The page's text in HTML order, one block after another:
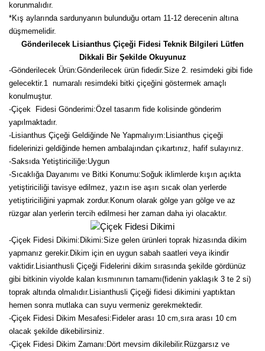
korunmalıdır.
*Kış aylarında sardunyanın bulunduğu ortam 11-12 derecenin altına
düşmemelidir.
Gönderilecek Lisianthus Çiçeği Fidesi Teknik Bilgileri Lütfen
Dikkali Bir Şekilde Okuyunuz
-Gönderilecek Ürün:Gönderilecek ürün fidedir.Size 2. resimdeki gibi fide
gelecektir.1 numaralı resimdeki bitki çiçeğini göstermek amaçlı
konulmuştur.
-Çiçek Fidesi Gönderimi:Özel tasarım fide kolisinde gönderim
yapılmaktadır.
-Lisianthus Çiçeği Geldiğinde Ne Yapmalıyım:Lisianthus çiçeği
fidelerinizi geldiğinde hemen ambalajından çıkartınız, hafif sulayınız.
-Saksıda Yetiştiriciliğe:Uygun
-Sıcaklığa Dayanımı ve Bitki Konumu:Soğuk iklimlerde kışın açıkta
yetiştiriciliği tavisye edilmez, yazın ise aşırı sıcak olan yerlerde
yetiştiriciliğini yapmak zordur.Konum olarak gölge yarı gölge ve az
rüzgar alan yerlerin tercih edilmesi her zaman daha iyi olacaktır.
-Çiçek Fidesi Dikimi: Dikimi:Size gelen ürünleri toprak hizasında dikim
yapmanız gerekir.Dikim için en uygun sabah saatleri veya ikindir
vaktidir.Lisianthusli Çiçeği Fidelerini dikim sırasında şekilde gördünüz
gibi bitkinin viyolde kalan kısmınının tamamı(fidenin yaklaşık 3 te 2 si)
toprak altında olmalıdır.Lisianthusli Çiçeği fidesi dikimini yaptıktan
hemen sonra mutlaka can suyu vermeniz gerekmektedir.
-Çiçek Fidesi Dikim Mesafesi:Fideler arası 10 cm,sıra arası 10 cm
olacak şekilde dikebilirsiniz.
-Çiçek Fidesi Dikim Zamanı:Dört mevsim dikilebilir.Rüzgarsız ve
İncir Fidanı
Kapari Gebre Otu Fidanı
Kayısı Fidanı
Keçiboynuzu Fidanı
Kestane Fidanı
Kiraz Fidanı
Kivi Fidanı
Kızılcık Fidanı
Kocayemiş Fidanı
Kuşburnu Fidanı
Liçi Fidanı
Longan Fidanı
Malta Eriği Fidanı
Mango Fidanı